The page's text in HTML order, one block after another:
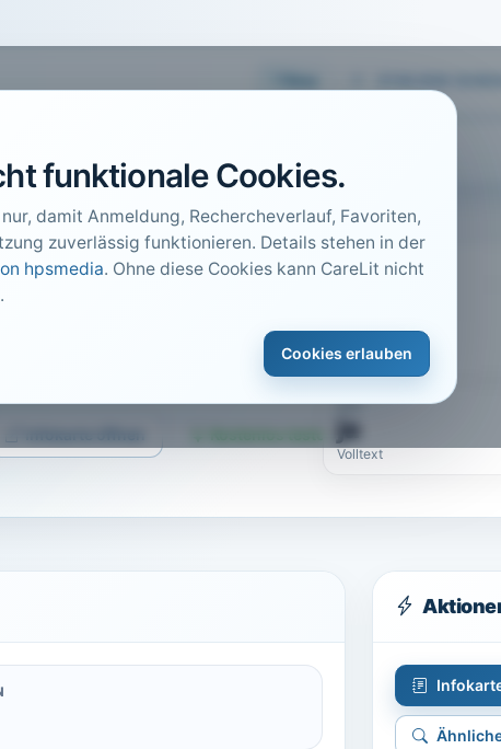
funktionale Cookies.
damit Anmeldung, Rechercheverlauf, Favoriten,
zuverlässig funktionieren. Details stehen in der
hpsmedia. Ohne diese Cookies kann CareLit nicht
Cookies erlauben
· Heft 5 · S. 443 bis 447
150576
CareLit-ID
PDF
ja
Volltext